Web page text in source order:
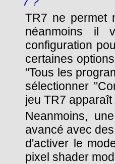
TR7 ne permet
néanmoins il
configuration
certaines
"Tous les
sélectionner
jeu TR7 apparaît
Neanmoins,
avancé avec
d'activer le
pixel shader